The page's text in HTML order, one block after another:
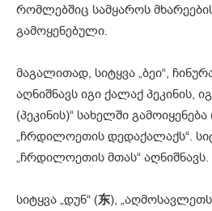
რომლებშიც სამყაროს
გამოყენებული.
მაგალითად, სიტყვა „ბეი“,
აღნიშნავს იგი ქალაქ პეკინის,
(პეკინის)“ სახელში გამოიყენება
„ჩრდილოეთის დედაქალაქს“.
„ჩრდილოეთის მთას“ აღნიშნავს.
სიტყვა „დუნ“ (东),